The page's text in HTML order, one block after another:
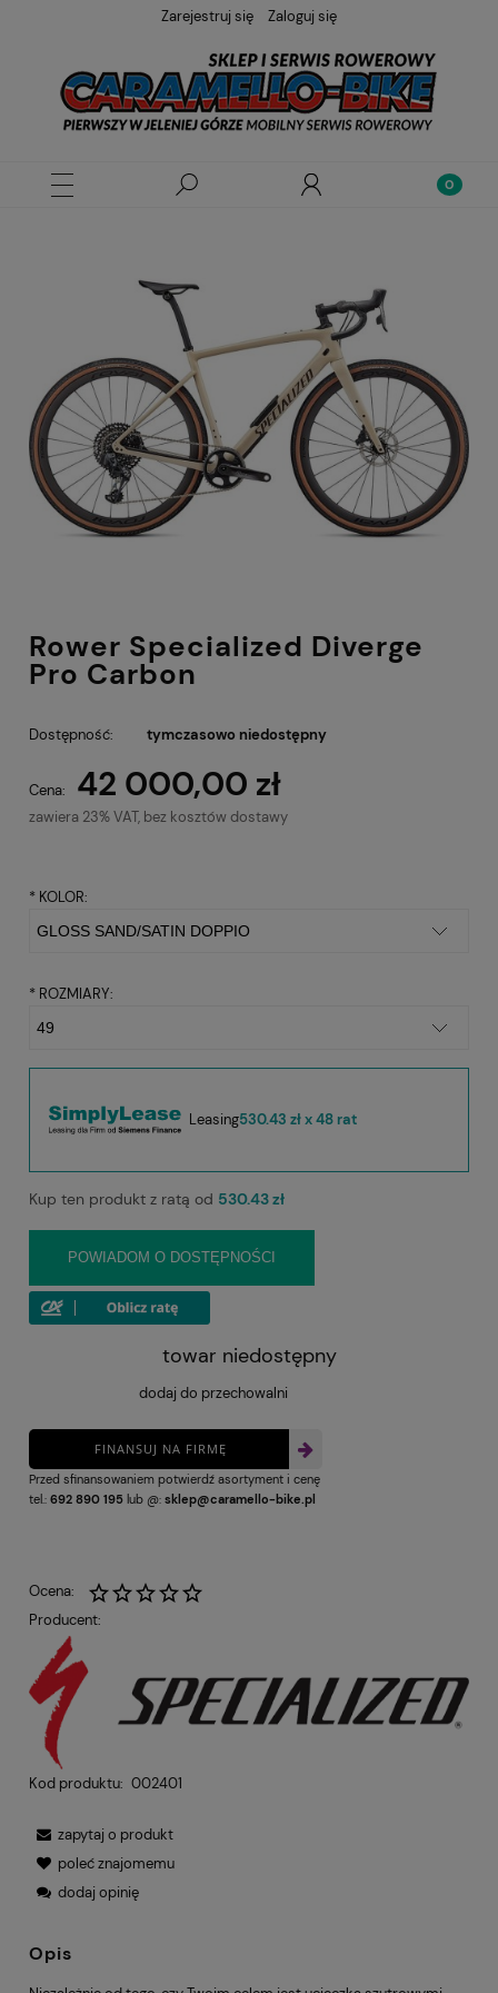
Zarejestruj się Zaloguj się
Rower Specialized Diverge
Pro Carbon
Dostępność: tymczasowo niedostępny
Cena: 42 000,00 zł
zawiera 23% VAT, bez kosztów dostawy
* KOLOR:
* ROZMIARY:
Leasing530.43 zł x 48 rat
Kup ten produkt z ratą od 530.43 zł
POWIADOM O DOSTĘPNOŚCI
towar niedostępny
dodaj do przechowalni
FINANSUJ NA FIRMĘ
Przed sfinansowaniem potwierdź asortyment i cenę
tel.: 692 890 195 lub @: sklep@caramello-bike.pl
Ocena:
Producent:
Kod produktu: 002401
zapytaj o produkt
poleć znajomemu
dodaj opinię
Opis